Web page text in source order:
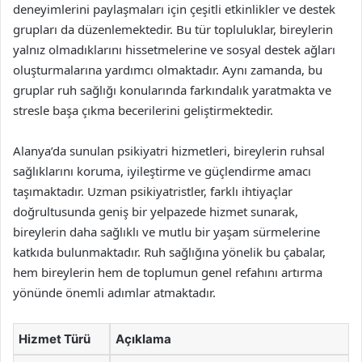
deneyimlerini paylaşmaları için çeşitli etkinlikler ve destek
grupları da düzenlemektedir. Bu tür topluluklar, bireylerin
yalnız olmadıklarını hissetmelerine ve sosyal destek ağları
oluşturmalarına yardımcı olmaktadır. Aynı zamanda, bu
gruplar ruh sağlığı konularında farkındalık yaratmakta ve
stresle başa çıkma becerilerini geliştirmektedir.
Alanya’da sunulan psikiyatri hizmetleri, bireylerin ruhsal
sağlıklarını koruma, iyileştirme ve güçlendirme amacı
taşımaktadır. Uzman psikiyatristler, farklı ihtiyaçlar
doğrultusunda geniş bir yelpazede hizmet sunarak,
bireylerin daha sağlıklı ve mutlu bir yaşam sürmelerine
katkıda bulunmaktadır. Ruh sağlığına yönelik bu çabalar,
hem bireylerin hem de toplumun genel refahını artırma
yönünde önemli adımlar atmaktadır.
Hizmet Türü Açıklama